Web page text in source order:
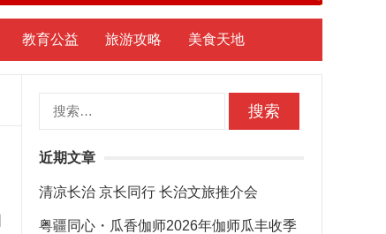
教育公益 旅游攻略 美食天地
近期文章
清凉长治 京长同行 长治文旅推介会
粤疆同心・瓜香伽师2026年伽师瓜丰收季